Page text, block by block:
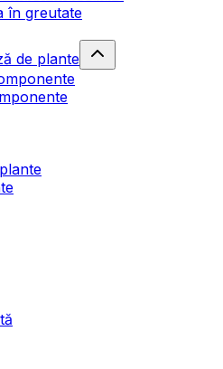
în greutate
de plante